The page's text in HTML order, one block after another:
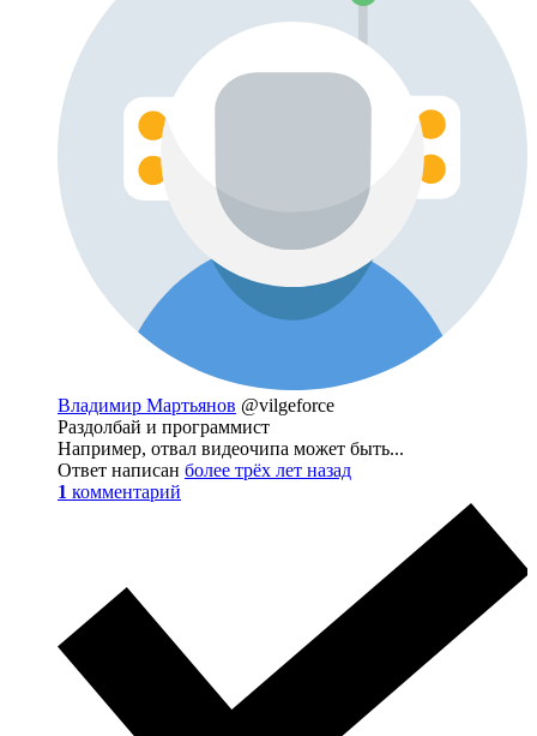
Владимир Мартьянов @vilgeforce
Раздолбай и программист
Например, отвал видеочипа может быть...
Ответ написан более трёх лет назад
1 комментарий